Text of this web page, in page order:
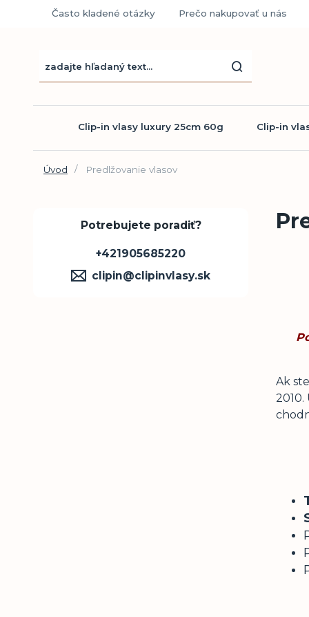
Často kladené otázky Prečo nakupovať u nás
Clip-in vlasy luxury 25cm 60g Clip-in
Úvod Predlžovanie vlasov
Ak
2010.
Potrebujete poradiť?
+421905685220
clipin@clipinvlasy.sk